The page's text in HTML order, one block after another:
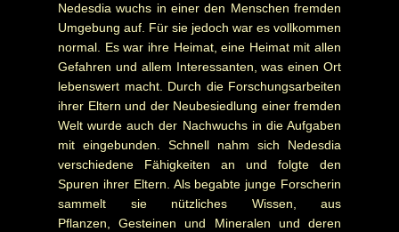
Nedesdia wuchs in einer den Menschen fremden
Umgebung auf. Für sie jedoch war es vollkommen
normal. Es war ihre Heimat, eine Heimat mit allen
Gefahren und allem Interessanten, was einen Ort
lebenswert macht. Durch die Forschungsarbeiten
ihrer Eltern und der Neubesiedlung einer fremden
Welt wurde auch der Nachwuchs in die Aufgaben
mit eingebunden. Schnell nahm sich Nedesdia
verschiedene Fähigkeiten an und folgte den
Spuren ihrer Eltern. Als begabte junge Forscherin
sammelt sie nützliches Wissen, aus
Pflanzen, Gesteinen und Mineralen und deren